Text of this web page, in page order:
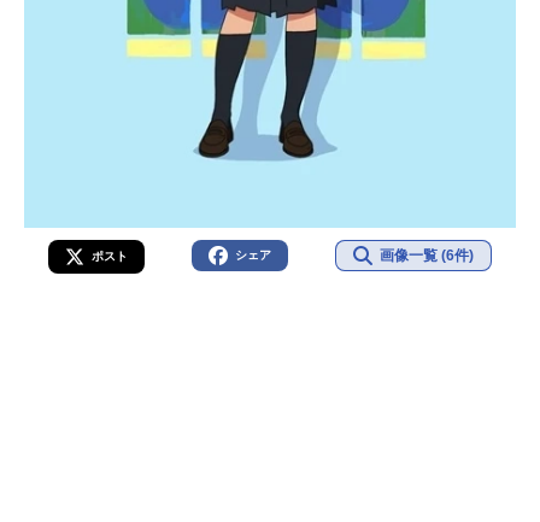
ポスト シェア 画像一覧 (6件)